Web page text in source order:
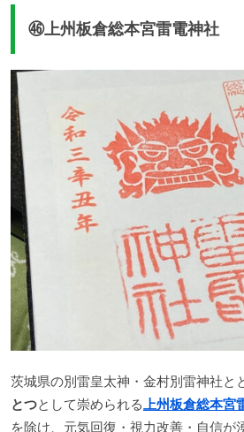
㊻上州板倉総本宮雷電神社
茨城県の別雷皇太神・金村別雷神社と
とつとして崇められる上州板倉総本宮
を除け、元気回復・視力改善・自信が